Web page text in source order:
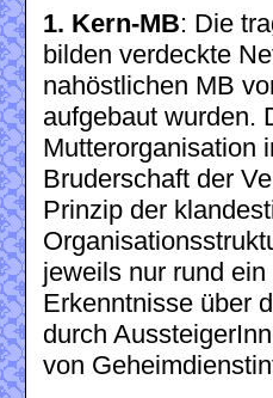
1. Kern-MB: Die
bilden verdeckte
nahöstlichen MB
aufgebaut wurden.
Mutterorganisation
Bruderschaft der
Prinzip der
jeweils nur rund
Erkenntnisse über
durch
von